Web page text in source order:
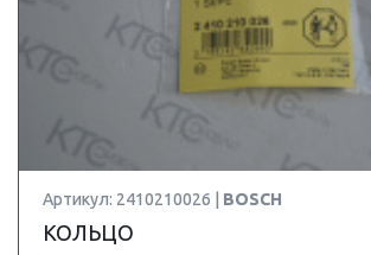
Артикул: 2410210026 | BOSCH
КОЛЬЦО